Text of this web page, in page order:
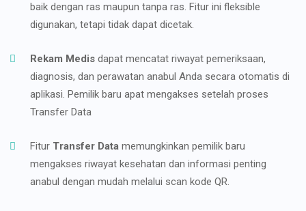
baik dengan ras maupun tanpa ras. Fitur ini fleksible
digunakan, tetapi tidak dapat dicetak.
Rekam Medis dapat mencatat riwayat pemeriksaan,
diagnosis, dan perawatan anabul Anda secara otomatis di
aplikasi. Pemilik baru apat mengakses setelah proses
Transfer Data
Fitur Transfer Data memungkinkan pemilik baru
mengakses riwayat kesehatan dan informasi penting
anabul dengan mudah melalui scan kode QR.